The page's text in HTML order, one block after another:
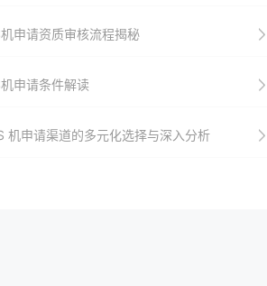
申请资质审核流程揭秘
申请条件解读
机申请渠道的多元化选择与深入分析